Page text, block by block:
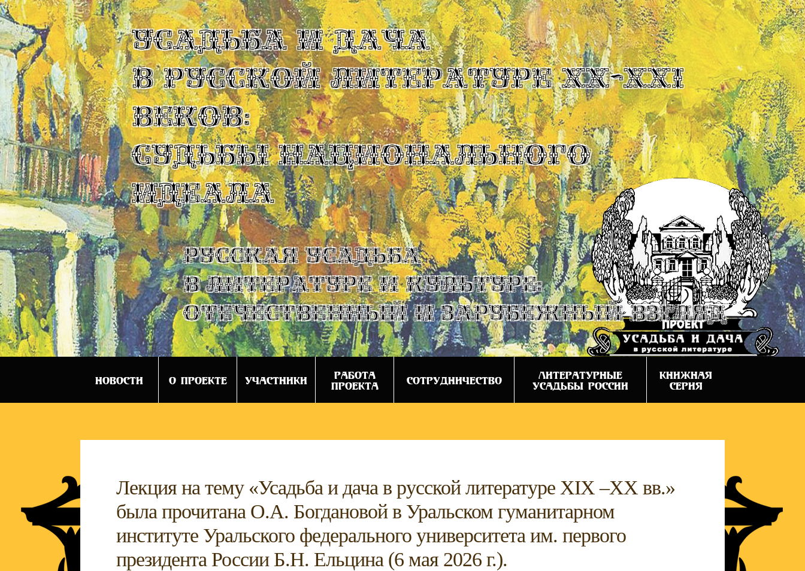
УСАДЬБА И ДАЧА
В РУССКОЙ ЛИТЕРАТУРЕ XX-XXI
ВЕКОВ:
СУДЬБЫ НАЦИОНАЛЬНОГО
ИДЕАЛА
Русская усадьба
в литературе и культуре:
отечественный и зарубежный взгляд
НОВОСТИ О ПРОЕКТЕ УЧАСТНИКИ
РАБОТА
ПРОЕКТА
СОТРУДНИЧЕСТВО
ЛИТЕРАТУРНЫЕ
УСАДЬБЫ РОССИИ
КНИЖНАЯ
СЕРИЯ
Лекция на тему «Усадьба и дача в русской литературе XIX –XX вв.»
была прочитана О.А. Богдановой в Уральском гуманитарном
институте Уральского федерального университета им. первого
президента России Б.Н. Ельцина (6 мая 2026 г.).